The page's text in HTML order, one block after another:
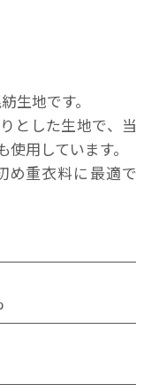
生地です。
とした生地で、当
用しています。
め重衣料に最適で